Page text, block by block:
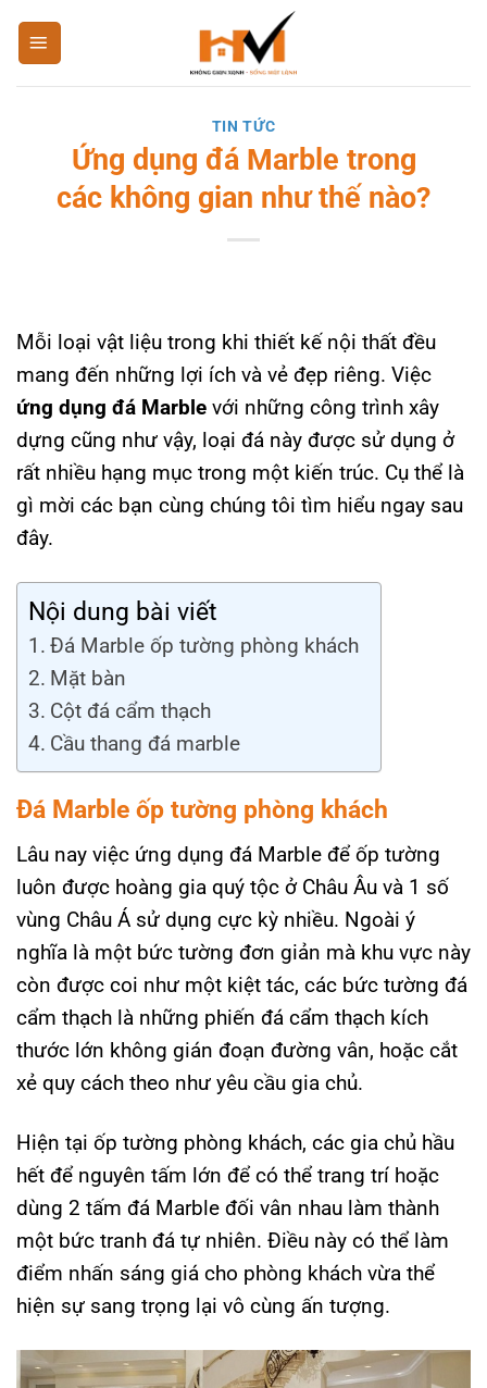
qua
nội
TIN TỨC
Ứng dụng đá Marble trong
các không gian như thế nào?
Mỗi loại vật liệu trong khi thiết kế nội thất đều
mang đến những lợi ích và vẻ đẹp riêng. Việc
ứng dụng đá Marble với những công trình xây
dựng cũng như vậy, loại đá này được sử dụng ở
rất nhiều hạng mục trong một kiến trúc. Cụ thể là
gì mời các bạn cùng chúng tôi tìm hiểu ngay sau
đây.
Nội dung bài viết
Đá Marble ốp tường phòng khách
Mặt bàn
Cột đá cẩm thạch
Cầu thang đá marble
Đá Marble ốp tường phòng khách
Lâu nay việc ứng dụng đá Marble để ốp tường
luôn được hoàng gia quý tộc ở Châu Âu và 1 số
vùng Châu Á sử dụng cực kỳ nhiều. Ngoài ý
nghĩa là một bức tường đơn giản mà khu vực này
còn được coi như một kiệt tác, các bức tường đá
cẩm thạch là những phiến đá cẩm thạch kích
thước lớn không gián đoạn đường vân, hoặc cắt
xẻ quy cách theo như yêu cầu gia chủ.
Hiện tại ốp tường phòng khách, các gia chủ hầu
hết để nguyên tấm lớn để có thể trang trí hoặc
dùng 2 tấm đá Marble đối vân nhau làm thành
một bức tranh đá tự nhiên. Điều này có thể làm
điểm nhấn sáng giá cho phòng khách vừa thể
hiện sự sang trọng lại vô cùng ấn tượng.